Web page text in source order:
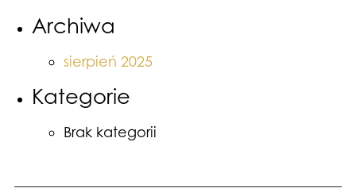
Archiwa
sierpień 2025
Kategorie
Brak kategorii